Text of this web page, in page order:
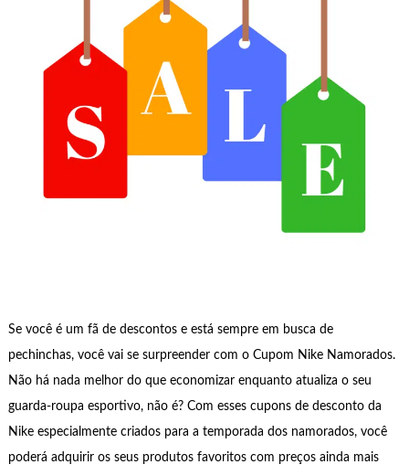
Se você é um fã de descontos e está sempre em busca de
pechinchas, você vai se surpreender com o Cupom Nike Namorados.
Não há nada melhor do que economizar enquanto atualiza o seu
guarda-roupa esportivo, não é? Com esses cupons de desconto da
Nike especialmente criados para a temporada dos namorados, você
poderá adquirir os seus produtos favoritos com preços ainda mais